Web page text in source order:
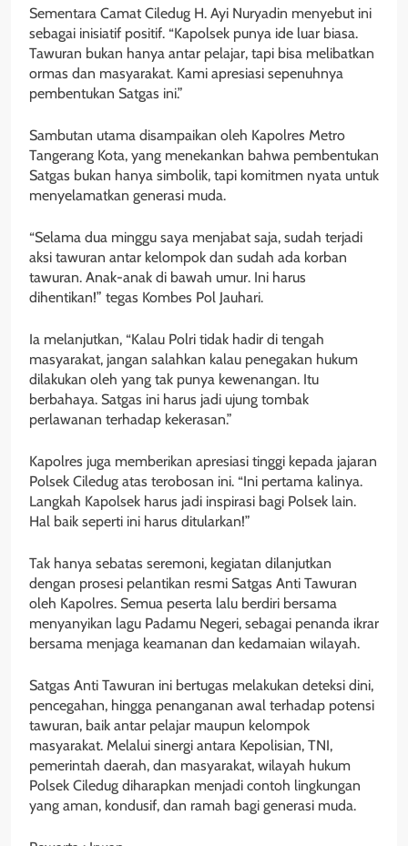
Sementara Camat Ciledug H. Ayi Nuryadin menyebut ini
sebagai inisiatif positif. “Kapolsek punya ide luar biasa.
Tawuran bukan hanya antar pelajar, tapi bisa melibatkan
ormas dan masyarakat. Kami apresiasi sepenuhnya
pembentukan Satgas ini.”
Sambutan utama disampaikan oleh Kapolres Metro
Tangerang Kota, yang menekankan bahwa pembentukan
Satgas bukan hanya simbolik, tapi komitmen nyata untuk
menyelamatkan generasi muda.
“Selama dua minggu saya menjabat saja, sudah terjadi
aksi tawuran antar kelompok dan sudah ada korban
tawuran. Anak-anak di bawah umur. Ini harus
dihentikan!” tegas Kombes Pol Jauhari.
Ia melanjutkan, “Kalau Polri tidak hadir di tengah
masyarakat, jangan salahkan kalau penegakan hukum
dilakukan oleh yang tak punya kewenangan. Itu
berbahaya. Satgas ini harus jadi ujung tombak
perlawanan terhadap kekerasan.”
Kapolres juga memberikan apresiasi tinggi kepada jajaran
Polsek Ciledug atas terobosan ini. “Ini pertama kalinya.
Langkah Kapolsek harus jadi inspirasi bagi Polsek lain.
Hal baik seperti ini harus ditularkan!”
Tak hanya sebatas seremoni, kegiatan dilanjutkan
dengan prosesi pelantikan resmi Satgas Anti Tawuran
oleh Kapolres. Semua peserta lalu berdiri bersama
menyanyikan lagu Padamu Negeri, sebagai penanda ikrar
bersama menjaga keamanan dan kedamaian wilayah.
Satgas Anti Tawuran ini bertugas melakukan deteksi dini,
pencegahan, hingga penanganan awal terhadap potensi
tawuran, baik antar pelajar maupun kelompok
masyarakat. Melalui sinergi antara Kepolisian, TNI,
pemerintah daerah, dan masyarakat, wilayah hukum
Polsek Ciledug diharapkan menjadi contoh lingkungan
yang aman, kondusif, dan ramah bagi generasi muda.